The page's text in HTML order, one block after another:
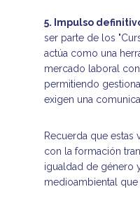
5. Impulso
ser parte de los
actúa como una
mercado laboral con
permitiendo
exigen una
Recuerda que estas
con la formación
igualdad de género
medioambiental